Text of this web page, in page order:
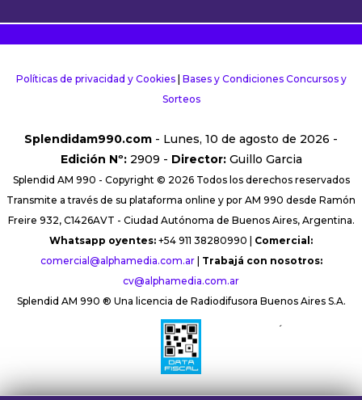
Políticas de privacidad y Cookies| Bases y Condiciones Concursos y
Sorteos
Splendidam990.com - Lunes, 10 de agosto de 2026 -
Edición Nº:2909 - Director:Guillo Garcia
Splendid AM 990 - Copyright © 2026 Todos los derechos reservados
Transmite a través de su plataforma online y por AM 990 desde Ramón
Freire 932, C1426AVT - Ciudad Autónoma de Buenos Aires, Argentina.
Whatsapp oyentes: +54 911 38280990 | Comercial:
comercial@alphamedia.com.ar| Trabajá con nosotros:
cv@alphamedia.com.ar
Splendid AM 990 ® Una licencia de Radiodifusora Buenos Aires S.A.
´